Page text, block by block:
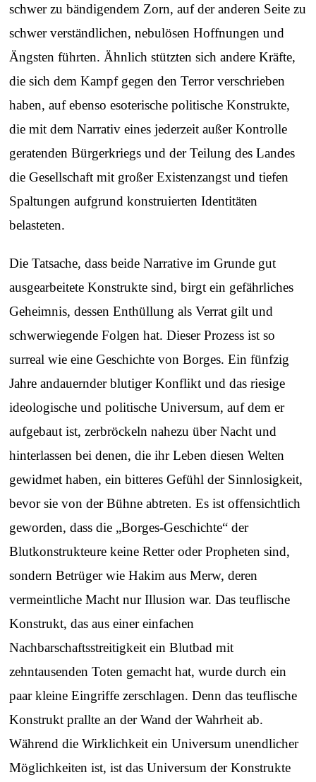
schwer zu bändigendem Zorn, auf der anderen Seite zu
schwer verständlichen, nebulösen Hoffnungen und
Ängsten führten. Ähnlich stützten sich andere Kräfte,
die sich dem Kampf gegen den Terror verschrieben
haben, auf ebenso esoterische politische Konstrukte,
die mit dem Narrativ eines jederzeit außer Kontrolle
geratenden Bürgerkriegs und der Teilung des Landes
die Gesellschaft mit großer Existenzangst und tiefen
Spaltungen aufgrund konstruierten Identitäten
belasteten.
Die Tatsache, dass beide Narrative im Grunde gut
ausgearbeitete Konstrukte sind, birgt ein gefährliches
Geheimnis, dessen Enthüllung als Verrat gilt und
schwerwiegende Folgen hat. Dieser Prozess ist so
surreal wie eine Geschichte von Borges. Ein fünfzig
Jahre andauernder blutiger Konflikt und das riesige
ideologische und politische Universum, auf dem er
aufgebaut ist, zerbröckeln nahezu über Nacht und
hinterlassen bei denen, die ihr Leben diesen Welten
gewidmet haben, ein bitteres Gefühl der Sinnlosigkeit,
bevor sie von der Bühne abtreten. Es ist offensichtlich
geworden, dass die „Borges-Geschichte“ der
Blutkonstrukteure keine Retter oder Propheten sind,
sondern Betrüger wie Hakim aus Merw, deren
vermeintliche Macht nur Illusion war. Das teuflische
Konstrukt, das aus einer einfachen
Nachbarschaftsstreitigkeit ein Blutbad mit
zehntausenden Toten gemacht hat, wurde durch ein
paar kleine Eingriffe zerschlagen. Denn das teuflische
Konstrukt prallte an der Wand der Wahrheit ab.
Während die Wirklichkeit ein Universum unendlicher
Möglichkeiten ist, ist das Universum der Konstrukte